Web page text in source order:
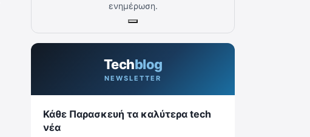
ενημέρωση.
Techblog
NEWSLETTER
Κάθε Παρασκευή τα καλύτερα tech
νέα